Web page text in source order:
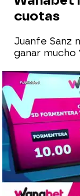
cuotas
Juanfe Sanz
ganar
mega
Madrid
Publicado: 25